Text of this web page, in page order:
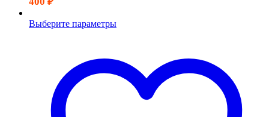
Выберите параметры